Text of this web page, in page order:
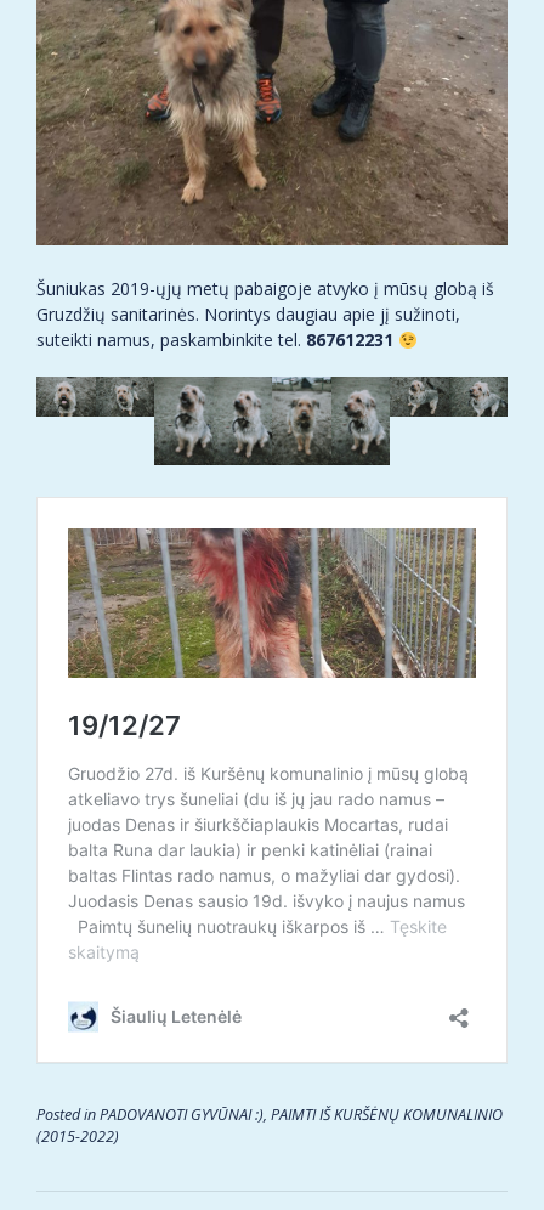
Šuniukas 2019-ųjų metų pabaigoje atvyko į mūsų globą iš
Gruzdžių sanitarinės. Norintys daugiau apie jį sužinoti,
suteikti namus, paskambinkite tel. 867612231
Posted inPADOVANOTI GYVŪNAI :), PAIMTI IŠ KURŠĖNŲ KOMUNALINIO
(2015-2022)